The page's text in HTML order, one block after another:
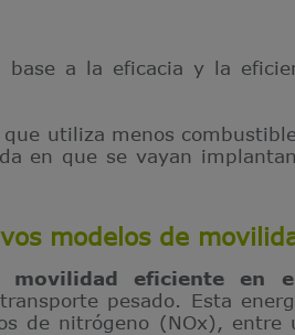
a la eficacia y la
utiliza menos
en que se vayan
modelos de
eficiente en
pesado. Esta
de nitrógeno (NOx), entre